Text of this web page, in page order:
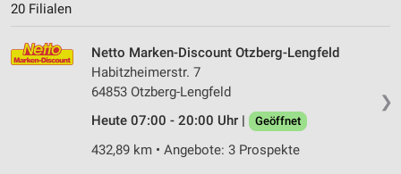
20 Filialen
❯
Netto Marken-Discount Otzberg-Lengfeld
Habitzheimerstr. 7
64853 Otzberg-Lengfeld
Heute 07:00 - 20:00 Uhr |
Geöffnet
432,89 km • Angebote: 3 Prospekte